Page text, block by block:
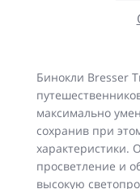
Бинокли Bresser
максимально
сохранив при
характеристики.
просветление и
высокую